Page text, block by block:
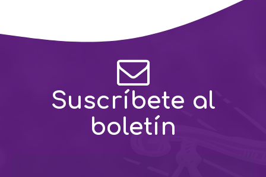
Suscríbete al
boletín